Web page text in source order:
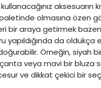
aksesuarın
olmasına özen
bir araya getirmek
yapıldığında da oldukça
Örneğin, siyah
çanta veya mavi bir bluza
ve dikkat çekici bir